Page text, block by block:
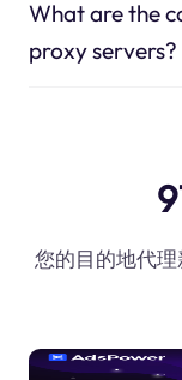
What are the
proxy servers?
您的目的地代